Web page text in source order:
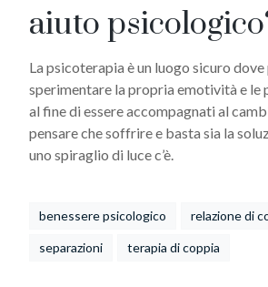
aiuto
La psicoterapia è un luogo sicuro
sperimentare la propria emotività e le
al fine di essere accompagnati al
pensare che soffrire e basta sia la
uno spiraglio di luce c’è.
benessere psicologico relazione di
separazioni terapia di coppia